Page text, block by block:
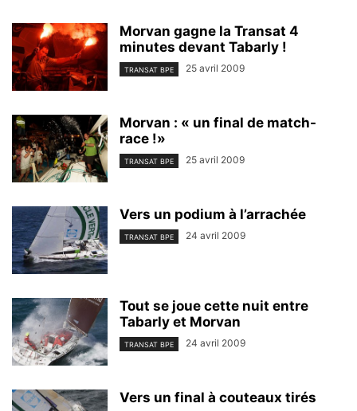
Morvan gagne la Transat 4
minutes devant Tabarly !
TRANSAT BPE 25 avril 2009
Morvan : « un final de match-
race !»
TRANSAT BPE 25 avril 2009
Vers un podium à l’arrachée
TRANSAT BPE 24 avril 2009
Tout se joue cette nuit entre
Tabarly et Morvan
TRANSAT BPE 24 avril 2009
Vers un final à couteaux tirés